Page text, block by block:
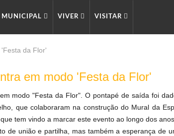
VIVER VISITAR
da Flor'
em modo 'Festa da Flor'
modo "Festa da Flor". O pontapé de saída foi
que colaboraram na construção do Mural da
tem vindo a marcar este evento ao longo dos
de união e partilha, mas também a esperança de